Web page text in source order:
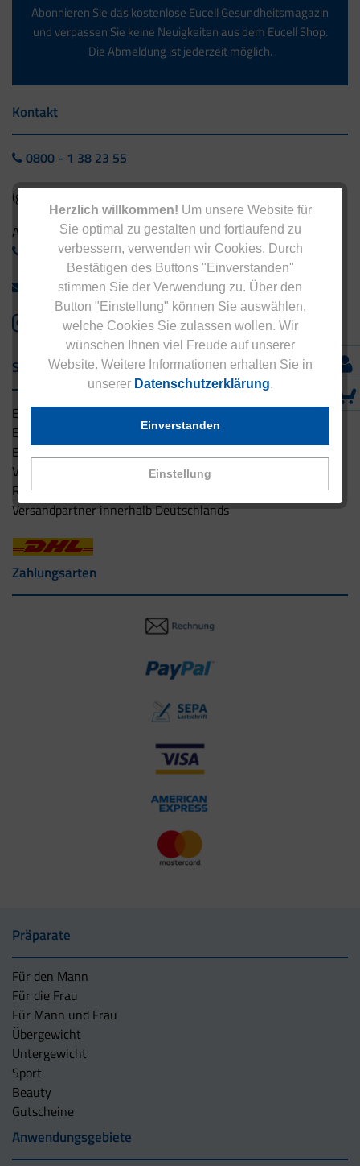
Herzlich willkommen! Um unsere Website für
Sie optimal zu gestalten und fortlaufend zu
verbessern, verwenden wir Cookies. Durch
Bestätigen des Buttons "Einverstanden"
stimmen Sie der Verwendung zu. Über den
Button "Einstellung" können Sie auswählen,
welche Cookies Sie zulassen wollen. Wir
wünschen Ihnen viel Freude auf unserer
Website. Weitere Informationen erhalten Sie in
unserer Datenschutzerklärung.
Einstellung
Einverstanden
Abonnieren Sie das kostenlose Eucell Gesundheitsmagazin
und verpassen Sie keine Neuigkeiten aus dem Eucell Shop.
Die Abmeldung ist jederzeit möglich.
Kontakt
0800 - 1 38 23 55
(gebührenfrei aus Deutschland)
Ausland:
+49 - 5042 940 660
info@eucell.de
Service & Versand
Eucell Gesundheitsservice
Eucell Ernährungscoach
Eucell Fitness Coach
Versandbedingungen
Rücksendung
Versandpartner innerhalb Deutschlands
Zahlungsarten
Präparate
Für den Mann
Für die Frau
Für Mann und Frau
Übergewicht
Untergewicht
Sport
Beauty
Gutscheine
Anwendungsgebiete